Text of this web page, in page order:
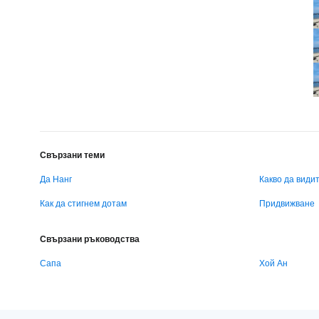
Свързани теми
Да Нанг
Какво да
Как да стигнем дотам
Придвижване
Свързани ръководства
Сапа
Хой Ан